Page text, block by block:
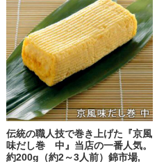
伝統の職人技で巻き上げた『京風
味だし巻 中』当店の一番人気。
約200g（約2～3人前）錦市場,